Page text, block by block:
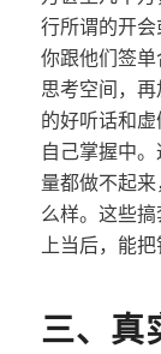
行所谓的开
你跟他们签
思考空间，
的好听话和
自己掌握中
量都做不起
么样。这些
上当后，能把
三、真